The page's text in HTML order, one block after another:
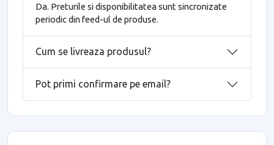
Da. Preturile si disponibilitatea sunt sincronizate
periodic din feed-ul de produse.
Cum se livreaza produsul?
Pot primi confirmare pe email?